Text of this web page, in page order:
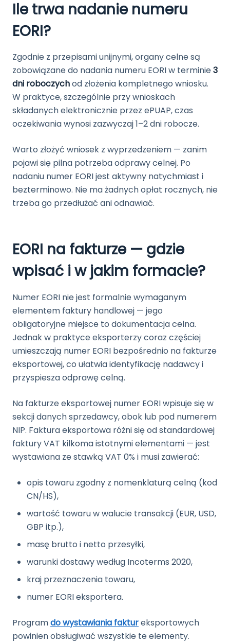
Ile trwa nadanie numeru
EORI?
Zgodnie z przepisami unijnymi, organy celne są
zobowiązane do nadania numeru EORI w terminie3
dni roboczychod złożenia kompletnego wniosku.
W praktyce, szczególnie przy wnioskach
składanych elektronicznie przez ePUAP, czas
oczekiwania wynosi zazwyczaj 1–2 dni robocze.
Warto złożyć wniosek z wyprzedzeniem — zanim
pojawi się pilna potrzeba odprawy celnej. Po
nadaniu numer EORI jest aktywny natychmiast i
bezterminowo. Nie ma żadnych opłat rocznych, nie
trzeba go przedłużać ani odnawiać.
EORI na fakturze — gdzie
wpisać i w jakim formacie?
Numer EORI nie jest formalnie wymaganym
elementem faktury handlowej — jego
obligatoryjne miejsce to dokumentacja celna.
Jednak w praktyce eksporterzy coraz częściej
umieszczają numer EORI bezpośrednio na fakturze
eksportowej, co ułatwia identyfikację nadawcy i
przyspiesza odprawę celną.
Na fakturze eksportowej numer EORI wpisuje się w
sekcji danych sprzedawcy, obok lub pod numerem
NIP. Faktura eksportowa różni się od standardowej
faktury VAT kilkoma istotnymi elementami — jest
wystawiana ze stawką VAT 0% i musi zawierać:
opis towaru zgodny z nomenklaturą celną (kod
CN/HS),
wartość towaru w walucie transakcji (EUR, USD,
GBP itp.),
masę brutto i netto przesyłki,
warunki dostawy według Incoterms 2020,
kraj przeznaczenia towaru,
numer EORI eksportera.
Programdo wystawiania faktureksportowych
powinien obsługiwać wszystkie te elementy.